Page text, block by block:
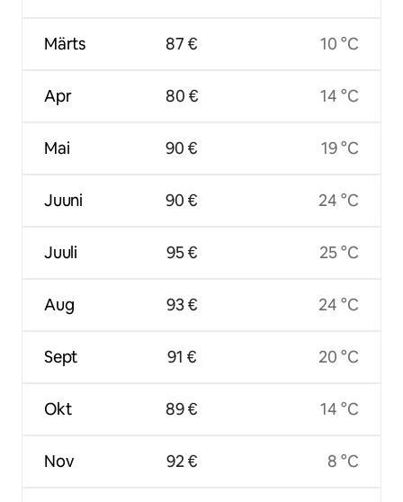
Märts
Apr
Mai
Juuni
Juuli
Aug
Sept
Okt
Nov
87 €
80 €
90 €
90 €
95 €
93 €
91 €
89 €
92 €
10 °C
14 °C
19 °C
24 °C
25 °C
24 °C
20 °C
14 °C
8 °C